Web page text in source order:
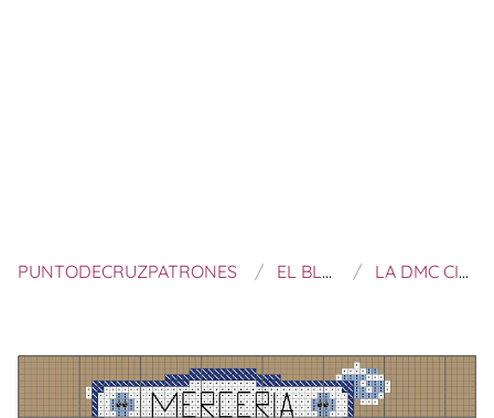
PUNTODECRUZPATRONES EL BLOG DE DMC LA DMC CITY: LA MERCERÍA